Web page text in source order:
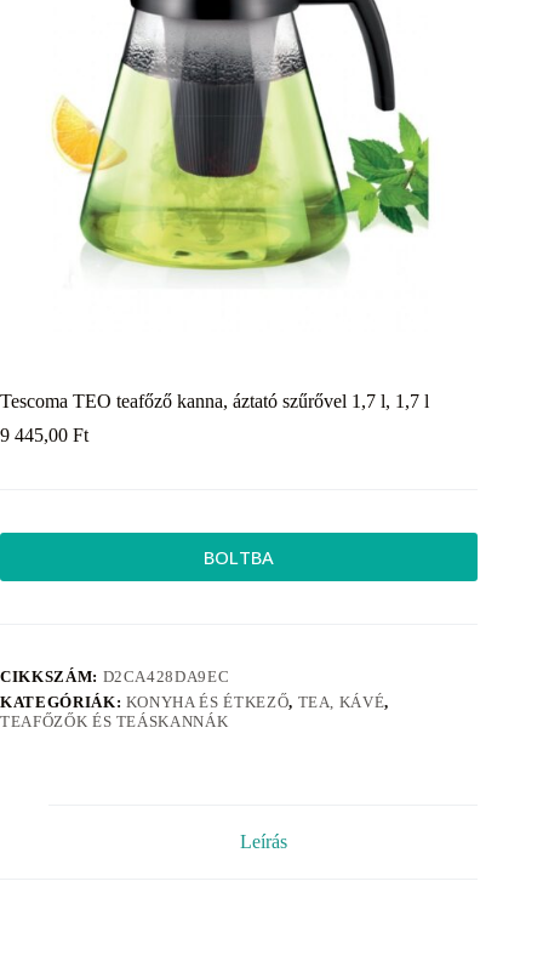
Tescoma TEO teafőző kanna, áztató szűrővel 1,7 l, 1,7 l
9 445,00 Ft
BOLTBA
CIKKSZÁM: D2CA428DA9EC
KATEGÓRIÁK: KONYHA ÉS ÉTKEZŐ, TEA, KÁVÉ,
TEAFŐZŐK ÉS TEÁSKANNÁK
Leírás